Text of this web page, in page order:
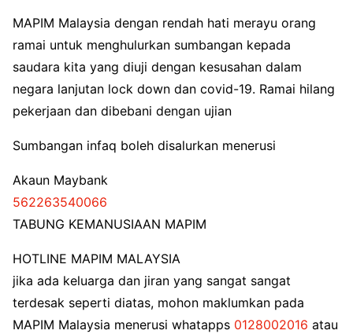
MAPIM Malaysia dengan rendah hati merayu orang
ramai untuk menghulurkan sumbangan kepada
saudara kita yang diuji dengan kesusahan dalam
negara lanjutan lock down dan covid-19. Ramai hilang
pekerjaan dan dibebani dengan ujian
Sumbangan infaq boleh disalurkan menerusi
Akaun Maybank
562263540066
TABUNG KEMANUSIAAN MAPIM
HOTLINE MAPIM MALAYSIA
jika ada keluarga dan jiran yang sangat sangat
terdesak seperti diatas, mohon maklumkan pada
MAPIM Malaysia menerusi whatapps 0128002016 atau